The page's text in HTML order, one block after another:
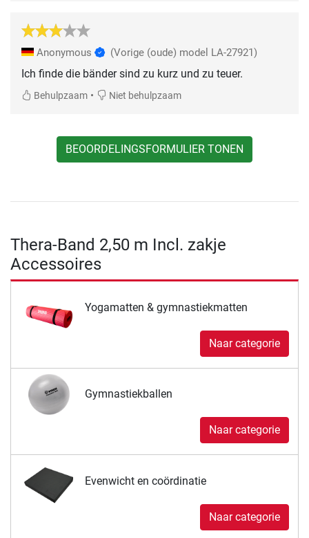
Anonymous (Vorige (oude) model LA-27921)
Ich finde die bänder sind zu kurz und zu teuer.
Behulpzaam • Niet behulpzaam
BEOORDELINGSFORMULIER TONEN
Thera-Band 2,50 m Incl. zakje
Accessoires
Yogamatten & gymnastiekmatten
Naar categorie
Gymnastiekballen
Naar categorie
Evenwicht en coördinatie
Naar categorie